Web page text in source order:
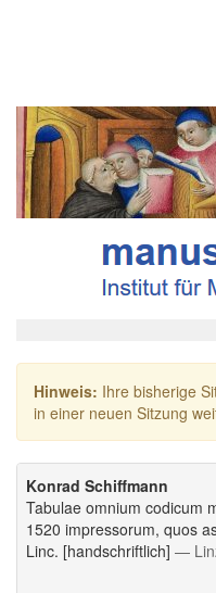
Hinweis: Ihre bisherige
in einer neuen Sitzung
Konrad Schiffmann
Tabulae omnium codicum
1520 impressorum, quos
Linc. [handschriftlich] —